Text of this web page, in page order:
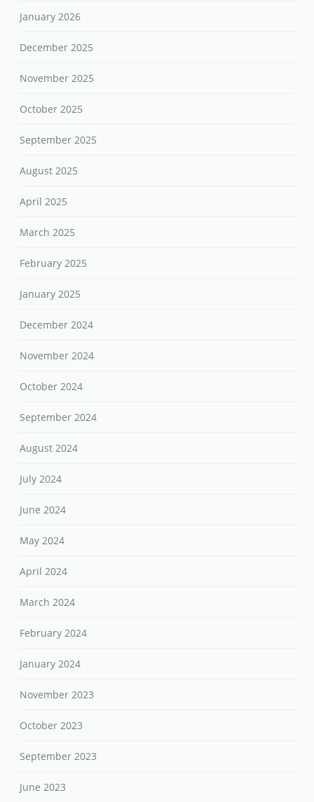
January 2026
December 2025
November 2025
October 2025
September 2025
August 2025
April 2025
March 2025
February 2025
January 2025
December 2024
November 2024
October 2024
September 2024
August 2024
July 2024
June 2024
May 2024
April 2024
March 2024
February 2024
January 2024
November 2023
October 2023
September 2023
June 2023